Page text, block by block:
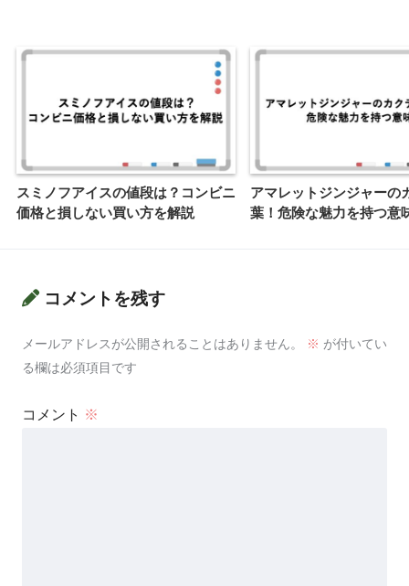
スミノフアイスの値段は？コンビニ
価格と損しない買い方を解説
アマレットジンジャーの
葉！危険な魅力を持つ意
コメントを残す
メールアドレスが公開されることはありません。 ※ が付いてい
る欄は必須項目です
コメント ※